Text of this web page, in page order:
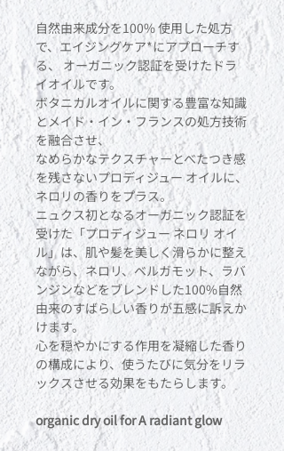
自然由来成分を100% 使用した処方
で、エイジングケア*にアプローチす
る、 オーガニック認証を受けたドラ
イオイルです。
ボタニカルオイルに関する豊富な知識
とメイド・イン・フランスの処方技術
を融合させ、
なめらかなテクスチャーとべたつき感
を残さないプロディジュー オイルに、
ネロリの香りをプラス。
ニュクス初となるオーガニック認証を
受けた「プロディジュー ネロリ オイ
ル」は、肌や髪を美しく滑らかに整え
ながら、ネロリ、ベルガモット、ラバ
ンジンなどをブレンドした100%自然
由来のすばらしい香りが五感に訴えか
けます。
心を穏やかにする作用を凝縮した香り
の構成により、使うたびに気分をリラ
ックスさせる効果をもたらします。
organic dry oil for A radiant glow